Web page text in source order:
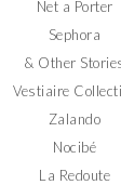
Net a Porter
Sephora
& Other
Vestiaire
Zalando
Nocibé
La Redoute